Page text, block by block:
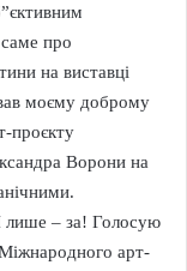
про
на виставці
моєму доброму
проєкту
Ворони на
лише – за! Голосую
арт-